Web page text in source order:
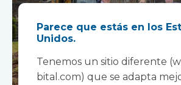
Parece que estás en los
Unidos.
Tenemos un sitio diferente
bital.com) que se adapta